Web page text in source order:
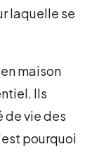
laquelle se
maison
Ils
de vie des
pourquoi